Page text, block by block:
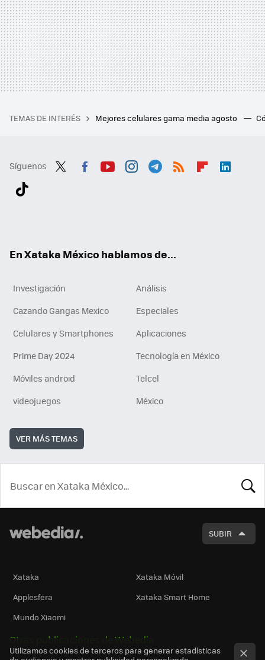
TEMAS DE INTERÉS Mejores celulares gama media agosto
Síguenos
En Xataka México hablamos de...
Investigación
Análisis
Cazando Gangas Mexico
Especiales
Celulares y Smartphones
Aplicaciones
Prime Day 2024
Tecnología en México
Móviles android
Telcel
videojuegos
México
VER MÁS TEMAS
SUBIR
Xataka
Xataka Móvil
Applesfera
Xataka Smart Home
Mundo Xiaomi
Otras publicaciones de Webedia
Utilizamos cookies de terceros para generar estadísticas